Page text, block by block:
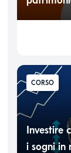
CORSO
Investire
i sogni in